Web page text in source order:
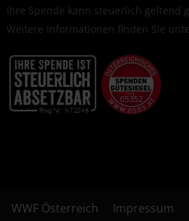
Ihre Spende kann steuerlich geltend
Weitere Informationen finden Sie
WWF Österreich Impressum